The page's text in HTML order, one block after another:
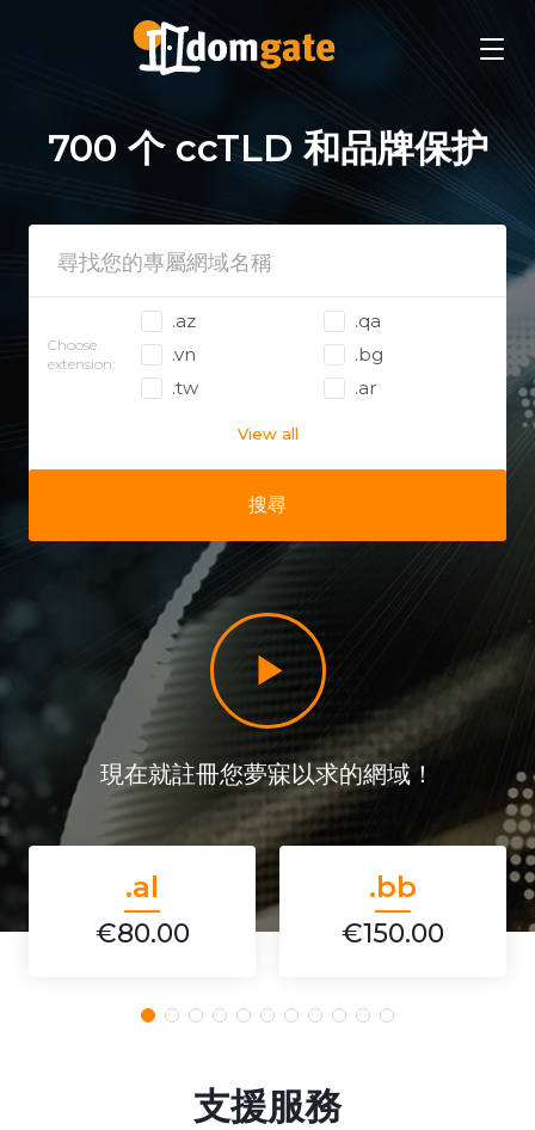
700 个 ccTLD 和品牌保护
搜尋
Choose
extension:
.az
.qa
.vn
.bg
.tw
.ar
View all
現在就註冊您夢寐以求的網域！
.al
€80.00
.bb
€150.00
支援服務